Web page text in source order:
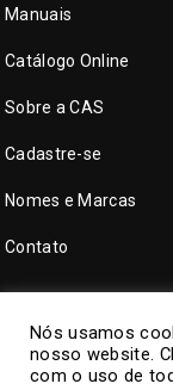
Manuais
Catálogo Online
Sobre a CAS
Cadastre-se
Nomes e Marcas
Contato
Nós usamos
nosso website.
com o uso de